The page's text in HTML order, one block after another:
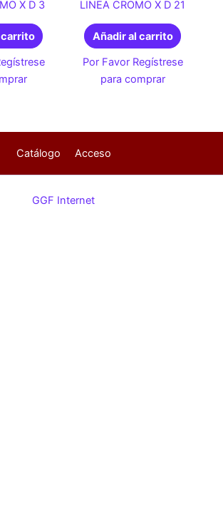
X D 3
carrito
LINEA CROMO X D 21
Añadir al carrito
Por Favor Regístrese
para comprar
Catálogo Acceso
GGF Internet